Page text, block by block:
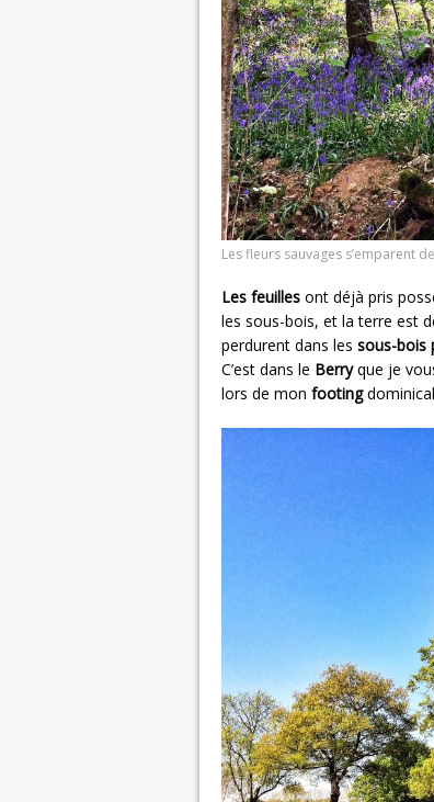
Les fleurs sauvages s’emparent
Les feuilles ont déjà pris
les sous-bois, et la terre est
perdurent dans les sous-bois
C’est dans le Berryque je
lors de mon footing